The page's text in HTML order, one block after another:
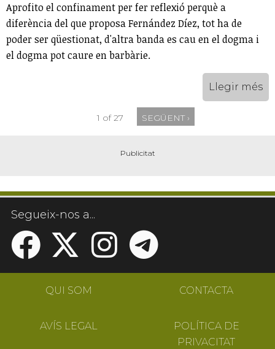
Aprofito el confinament per fer reflexió perquè a
diferència del que proposa Fernández Díez, tot ha de
poder ser qüestionat, d'altra banda es cau en el dogma i
el dogma pot caure en barbàrie.
Llegir més
1 of 27 SEGÜENT ›
Segueix-nos a...
QUI SOM CONTACTA
AVÍS LEGAL
POLÍTICA DE
PRIVACITAT